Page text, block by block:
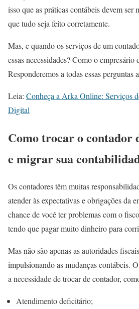
isso que as práticas contábeis devem ser
que tudo seja feito corretamente.
Mas, e quando os serviços de um
essas necessidades? Como o empresário
Responderemos a todas essas perguntas
Leia: Conheça a Arka Online: Serviços
Digital
Como trocar o contador
e migrar sua
Os contadores têm muitas
atender às expectativas e obrigações da
chance de você ter problemas com o
tendo que pagar muito dinheiro para
Mas não são apenas as autoridades
impulsionando as mudanças contábeis.
a necessidade de trocar de contador,
Atendimento deficitário;